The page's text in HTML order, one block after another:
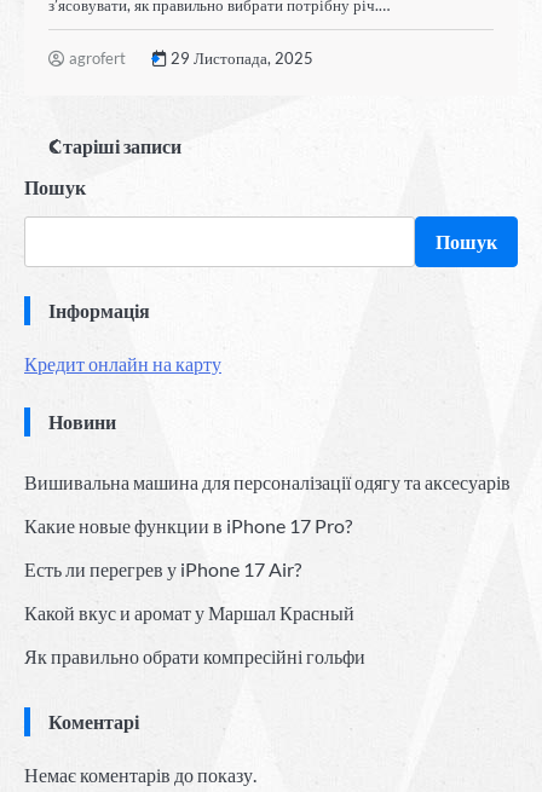
з’ясовувати, як правильно вибрати потрібну річ.…
agrofert 29 Листопада, 2025
Навігація
записів
Старіші записи
Пошук
Пошук
Інформація
Кредит онлайн на карту
Новини
Вишивальна машина для персоналізації одягу та аксесуарів
Какие новые функции в iPhone 17 Pro?
Есть ли перегрев у iPhone 17 Air?
Какой вкус и аромат у Маршал Красный
Як правильно обрати компресійні гольфи
Коментарі
Немає коментарів до показу.